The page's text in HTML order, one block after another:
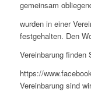
gemeinsam
wurden in einer
festgehalten. Den
Vereinbarung finden
https://
Vereinbarung sind